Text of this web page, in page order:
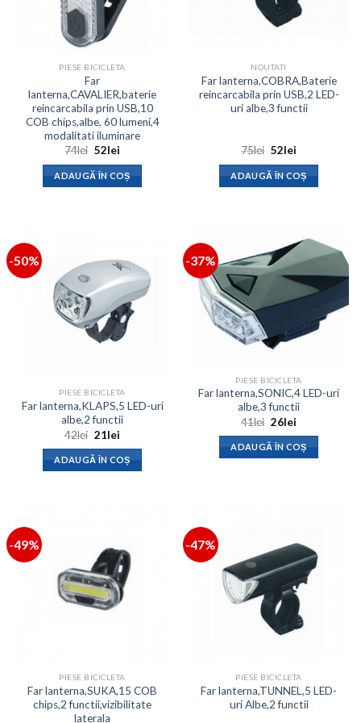
PIESE BICICLETA
Far
lanterna,CAVALIER,baterie
reincarcabila prin USB,10
COB chips,albe, 60 lumeni,4
modalitati iluminare
74lei Prețul
a
fost:
74lei.
52leiPrețul
este:
52lei.
ADAUGĂ ÎN COȘ
NOUTATI
Far lanterna,COBRA,Baterie
reincarcabila prin USB,2 LED-
uri albe,3 functii
75lei Prețul
a
fost:
75lei.
52leiPrețul
este:
52lei.
ADAUGĂ ÎN COȘ
-50%
PIESE BICICLETA
Far lanterna,KLAPS,5 LED-uri
albe,2 functii
42lei Prețul
a
fost:
42lei.
21leiPrețul
este:
21lei.
ADAUGĂ ÎN COȘ
-37%
PIESE BICICLETA
Far lanterna,SONIC,4 LED-uri
albe,3 functii
41lei Prețul
a
fost:
41lei.
26leiPrețul
este:
26lei.
ADAUGĂ ÎN COȘ
-49%
PIESE BICICLETA
Far lanterna,SUKA,15 COB
chips,2 functii,vizibilitate
laterala
-47%
PIESE BICICLETA
Far lanterna,TUNNEL,5 LED-
uri Albe,2 functii